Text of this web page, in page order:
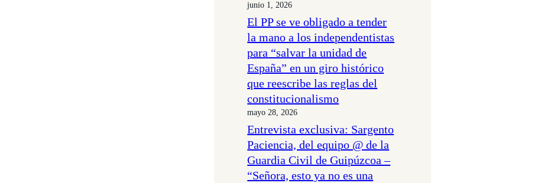
junio 1, 2026
El PP se ve obligado a tender
la mano a los independentistas
para “salvar la unidad de
España” en un giro histórico
que reescribe las reglas del
constitucionalismo
mayo 28, 2026
Entrevista exclusiva: Sargento
Paciencia, del equipo @ de la
Guardia Civil de Guipúzcoa –
“Señora, esto ya no es una